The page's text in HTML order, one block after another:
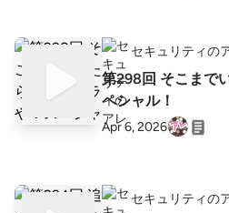
セキュリティの
第298回 そこまで
ペシャル！
Apr 6, 2026
セキュリティの